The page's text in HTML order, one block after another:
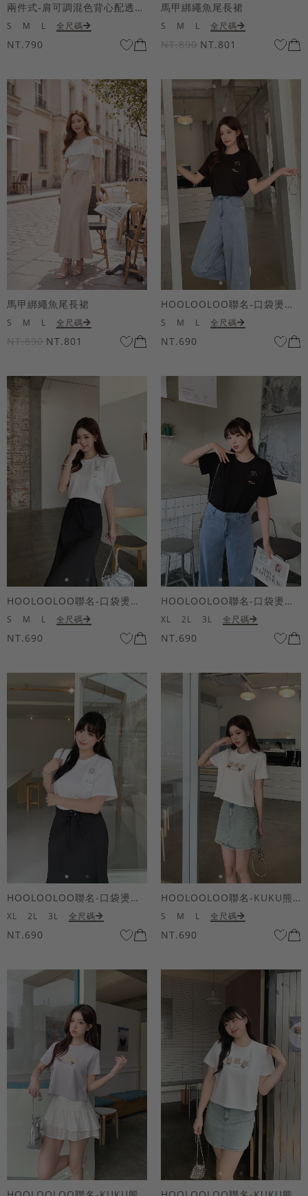
兩件式-肩可調混色背心配透膚短袖上衣
S M L 全尺碼
NT.790
馬甲綁繩魚尾長裙
S M L 全尺碼
NT.890 NT.801
馬甲綁繩魚尾長裙
S M L 全尺碼
NT.890 NT.801
HOOLOOLOO聯名-口袋燙金KUKU熊短袖上衣
S M L 全尺碼
NT.690
HOOLOOLOO聯名-口袋燙金KUKU熊短袖上衣
S M L 全尺碼
NT.690
HOOLOOLOO聯名-口袋燙金KUKU熊短袖上衣
XL 2L 3L 全尺碼
NT.690
HOOLOOLOO聯名-口袋燙金KUKU熊短袖上衣
XL 2L 3L 全尺碼
NT.690
HOOLOOLOO聯名-KUKU熊蝴蝶結短袖上衣
S M L 全尺碼
NT.690